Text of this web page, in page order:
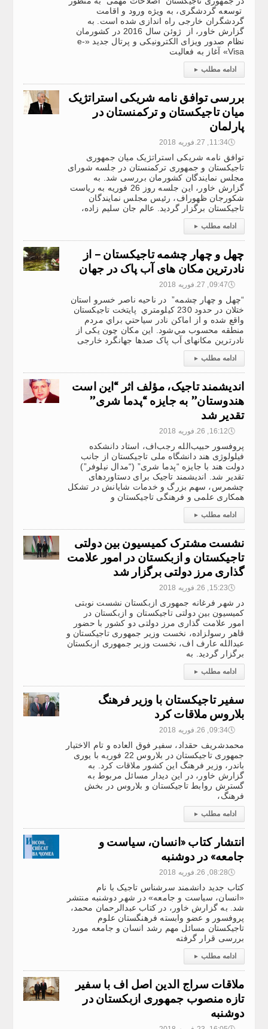
توسعه گردشگری، به ویژه ورود و اقامت
گردشگران خارجی راه اندازی شده است. به
گزارش خاور، از ژوئن سال 2016 در کشورمان
نظام صدور ویزای الکترونیکی و پرتال جدید «e-
Visa» آغاز به فعالیت
ادامه مطلب ▸
بررسی توافق نامه شریکی استراتژیک
میان تاجیکستان و ترکمنستان در
پارلمان
🕔11:34, 27.فوریه 2018
توافق نامه شریکی استراتژیک میان جمهوری
تاجیکستان و جمهوری ترکمنستان در جلسه شورای
مجلس نمایندگان کشورمان بررسی شد. به
گزارش خاور، این جلسه روز 26 فوریه به ریاست
شکورجان ظهوراف، رئیس مجلس نمایندگان
تاجیکستان برگزار گردید. عالم جان سلیم زاده،
ادامه مطلب ▸
چهل و چهار چشمه تاجیکستان – از
نادرترین مکان های آب پاک در جهان
🕔09:47, 27.فوریه 2018
“چهل و چهار چشمه” در ناحیه ناصر خسرو استان
ختلان در حدود 230 كيلومتري پايتخت تاجيكستان
واقع شده و از اماكن نادر سياحتي براي مردم
منطقه محسوب مي‌شود. این مکان چون یکی از
نادرترین مکانهای آب پاک صدها جهانگرد خارجی
ادامه مطلب ▸
اندیشمند تاجیک، مؤلف اثر “این است
هندوستان” به جایزه “پدما شری”
تقدیر شد
🕔16:12, 26.فوریه 2018
پروفسور حبیب‌الله رجب‌اف، استاد دانشکده
فیلولوژی هند دانشگاه ملی تاجیکستان از جانب
دولت هند با جایزه “پدما شری” (“مدال نیلوفر”)
تقدیر شد. اندیشمند تاجیک برای دستاوردهای
چشمرس، سهم بزرگ و خدمات شایانش در تشکل
همکاری علمی و فرهنگی تاجیکستان و
ادامه مطلب ▸
نشست مشترک کمیسیون بین دولتی
تاجیکستان و ازبکستان در امور علامت
گذاری مرز دولتی برگزار شد
🕔15:23, 26.فوریه 2018
در شهر فرغانه جمهوری ازبکستان نشست نوبتی
کمیسیون بین دولتی تاجیکستان و ازبکستان در
امور علامت گذاری مرز دولتی دو کشور با حضور
قاهر رسولزاده، نخست وزیر جمهوری تاجیکستان و
عبدالله‌ عارف اف، نخست وزیر جمهوری ازبکستان
برگزار گردید. به
ادامه مطلب ▸
سفیر تاجیکستان با وزیر فرهنگ
بلاروس ملاقات کرد
🕔09:34, 26.فوریه 2018
محمدشریف حقداد، سفیر فوق العاده و تام الاختیار
جمهوری تاجیکستان در بلاروس 22 فوریه با یوری
باندر، وزیر فرهنگ این کشور ملاقات کرد. به
گزارش خاور، در این دیدار مسائل مربوط به
گسترش روابط تاجیکستان و بلاروس در بخش
فرهنگ،
ادامه مطلب ▸
انتشار کتاب «انسان، سیاست و
جامعه» در دوشنبه
🕔08:28, 26.فوریه 2018
کتاب جدید دانشمند سرشناس تاجیک با نام
«انسان، سیاست و جامعه» در شهر دوشنبه منتشر
شد. به گزارش خاور، در کتاب عبدالرحمان محمد،
پروفسور و عضو وابسته فرهنگستان علوم
تاجیکستان مسائل مهم رشد انسان و جامعه مورد
بررسی قرار گرفته
ادامه مطلب ▸
ملاقات سراج الدین اصل اف با سفیر
تازه منصوب جمهوری ازبکستان در
دوشنبه